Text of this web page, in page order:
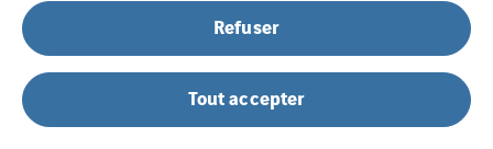
Refuser
Tout accepter